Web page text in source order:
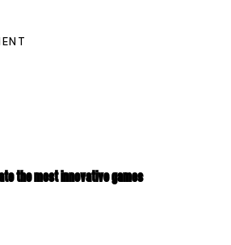
THE MOST INNOVATIVE GAMES